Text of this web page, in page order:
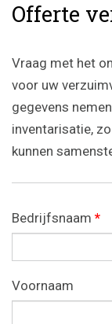
Offerte
Vraag met het
voor uw
gegevens
inventarisatie,
kunnen
Bedrijfsnaam *
Voornaam